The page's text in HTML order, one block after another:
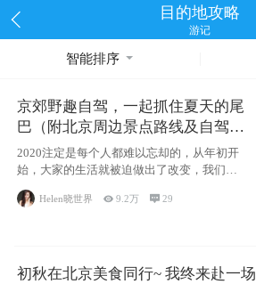
目的地攻略
游记
智能排序
京郊野趣自驾，一起抓住夏天的尾
巴（附北京周边景点路线及自驾攻
略）
2020注定是每个人都难以忘却的，从年初开
始，大家的生活就被迫做出了改变，我们也
不例外。本来双双辞职是为
Helen晓世界 9.2万 29
初秋在北京美食同行~ 我终来赴一场